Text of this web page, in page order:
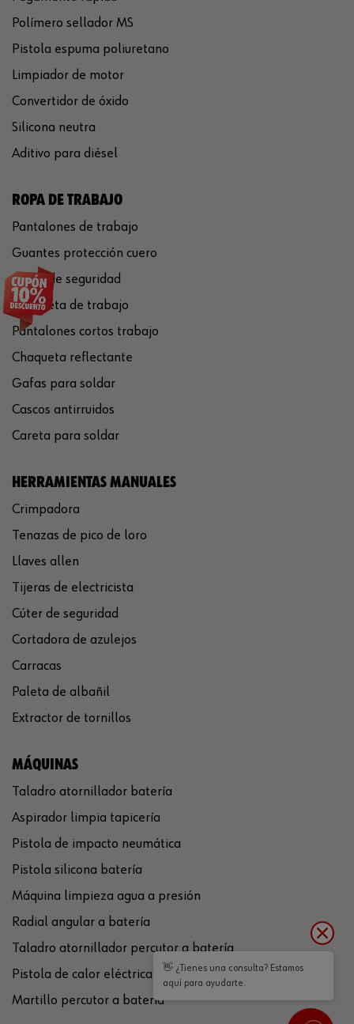
Polímero sellador MS
Pistola espuma poliuretano
Limpiador de motor
Convertidor de óxido
Silicona neutra
Aditivo para diésel
ROPA DE TRABAJO
Pantalones de trabajo
Guantes protección cuero
Casco de seguridad
Chaqueta de trabajo
Pantalones cortos trabajo
Chaqueta reflectante
Gafas para soldar
Cascos antirruidos
Careta para soldar
HERRAMIENTAS MANUALES
Crimpadora
Tenazas de pico de loro
Llaves allen
Tijeras de electricista
Cúter de seguridad
Cortadora de azulejos
Carracas
Paleta de albañil
Extractor de tornillos
MÁQUINAS
Taladro atornillador batería
Aspirador limpia tapicería
Pistola de impacto neumática
Pistola silicona batería
Máquina limpieza agua a presión
Radial angular a batería
Taladro atornillador percutor a batería
Pistola de calor eléctrica
Martillo percutor a batería
👋 ¿Tienes una consulta? Estamos
aquí para ayudarte.